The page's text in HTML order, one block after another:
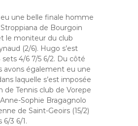
une belle finale homme
de Bourgoin
le moniteur du club
(2/6). Hugo s’est
4/6 7/5 6/2. Du côté
avons également eu une
laquelle s’est imposée
de Tennis club de Vorepe
Anne-Sophie Bragagnolo
de Saint-Geoirs (15/2)
6/3 6/1.